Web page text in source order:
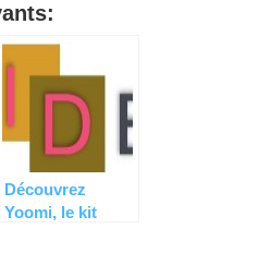
Découvrez
Yoomi, le kit